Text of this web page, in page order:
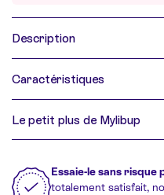
Description
Caractéristiques
Le petit plus de Mylibup
Essaie-le sans risque
totalement satisfait,